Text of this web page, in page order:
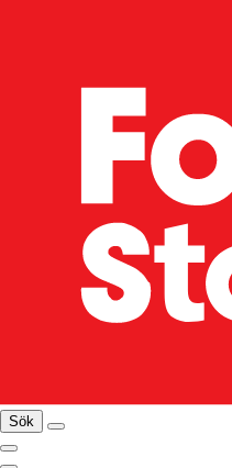
Sök